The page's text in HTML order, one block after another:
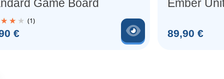
Game Board
(1)
€ Voir le produit
Ember
Prix
89,90 €